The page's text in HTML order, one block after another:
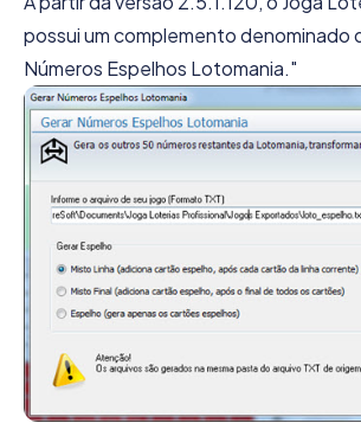
possui um complemento denominado
Números Espelhos Lotomania."